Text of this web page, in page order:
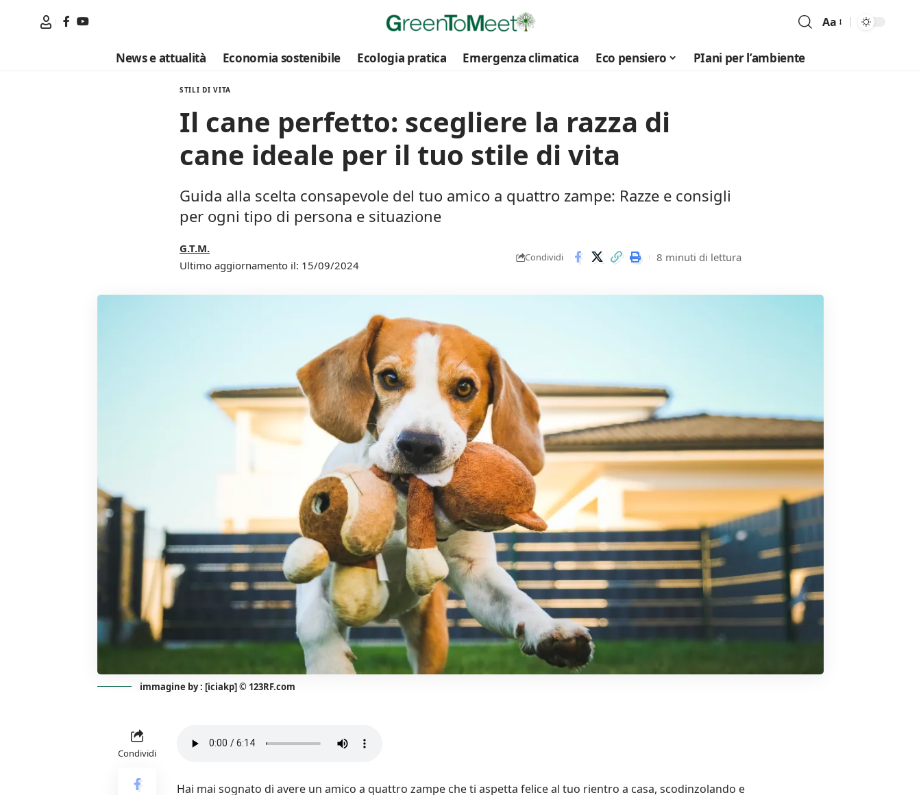
Font
Aa
News e attualità Economia sostenibile Ecologia pratica Emergenza climatica Eco pensiero PIani per l’ambiente
STILI DI VITA
Il cane perfetto: scegliere la razza di
cane ideale per il tuo stile di vita
Guida alla scelta consapevole del tuo amico a quattro zampe: Razze e consigli
per ogni tipo di persona e situazione
Ultimo aggiornamento il: 15/09/2024
G.T.M.
Condividi 8 minuti di lettura
immagine by : [iciakp] © 123RF.com
Condividi
Hai mai sognato di avere un amico a quattro zampe che ti aspetta felice al tuo rientro a casa, scodinzolando e